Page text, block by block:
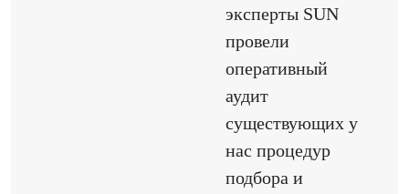
эксперты SUN
провели
оперативный
аудит
существующих у
нас процедур
подбора и